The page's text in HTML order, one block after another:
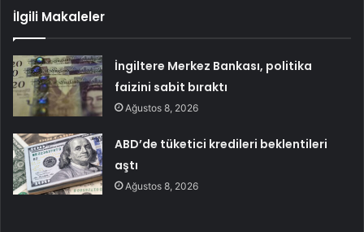
İlgili Makaleler
İngiltere Merkez Bankası, politika
faizini sabit bıraktı
Ağustos 8, 2026
ABD’de tüketici kredileri beklentileri
aştı
Ağustos 8, 2026